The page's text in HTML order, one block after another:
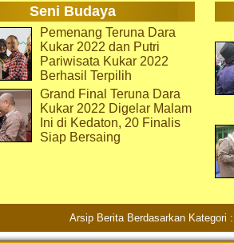
Seni Budaya
Pemenang Teruna Dara
Kukar 2022 dan Putri
Pariwisata Kukar 2022
Berhasil Terpilih
Grand Final Teruna Dara
Kukar 2022 Digelar Malam
Ini di Kedaton, 20 Finalis
Siap Bersaing
Arsip Berita Berdasarkan Kategori :